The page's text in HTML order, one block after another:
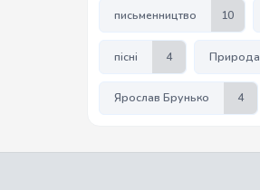
письменництво 10
пісні 4 Природа
Ярослав Брунько 4